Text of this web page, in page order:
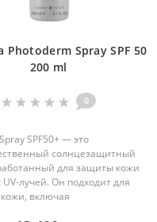
Photoderm Spray SPF 50
200 ml
0
SPF50+ — это
солнцезащитный
для защиты кожи
лучей. Он подходит для
включая